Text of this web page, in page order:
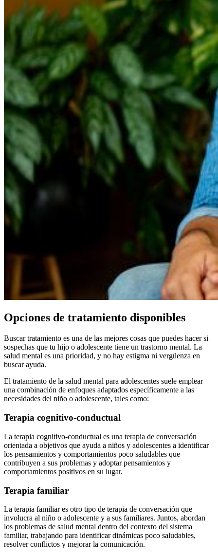
Opciones de tratamiento disponibles
Buscar tratamiento es una de las mejores cosas que puedes hacer si
sospechas que tu hijo o adolescente tiene un trastorno mental. La
salud mental es una prioridad, y no hay estigma ni vergüenza en
buscar ayuda.
El tratamiento de la salud mental para adolescentes suele emplear
una combinación de enfoques adaptados específicamente a las
necesidades del niño o adolescente, tales como:
Terapia cognitivo-conductual
La terapia cognitivo-conductual es una terapia de conversación
orientada a objetivos que ayuda a niños y adolescentes a identificar
los pensamientos y comportamientos poco saludables que
contribuyen a sus problemas y adoptar pensamientos y
comportamientos positivos en su lugar.
Terapia familiar
La terapia familiar es otro tipo de terapia de conversación que
involucra al niño o adolescente y a sus familiares. Juntos, abordan
los problemas de salud mental dentro del contexto del sistema
familiar, trabajando para identificar dinámicas poco saludables,
resolver conflictos y mejorar la comunicación.